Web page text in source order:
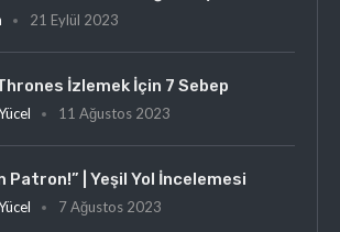
21 Eylül 2023
İzlemek İçin 7 Sebep
11 Ağustos 2023
Patron!” | Yeşil Yol İncelemesi
7 Ağustos 2023